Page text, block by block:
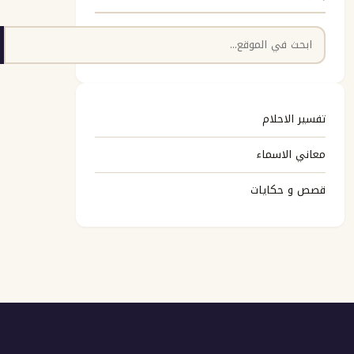
البحث
تفسير الاحلام
معاني الاسماء
قصص و حكايات